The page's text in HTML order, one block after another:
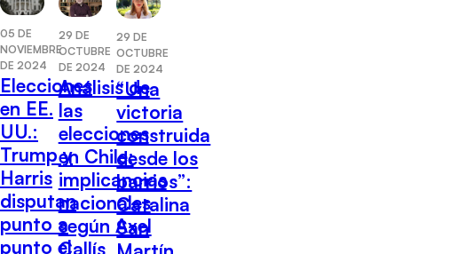
05 DE
NOVIEMBRE
DE 2024
Elecciones
en EE.
UU.:
Trump y
Harris
disputan
punto a
punto el
29 DE
OCTUBRE
DE 2024
Análisis de
las
elecciones
en Chile:
implicancias
nacionales
según Axel
Callís
29 DE
OCTUBRE
DE 2024
“Una
victoria
construida
desde los
barrios”:
Catalina
San